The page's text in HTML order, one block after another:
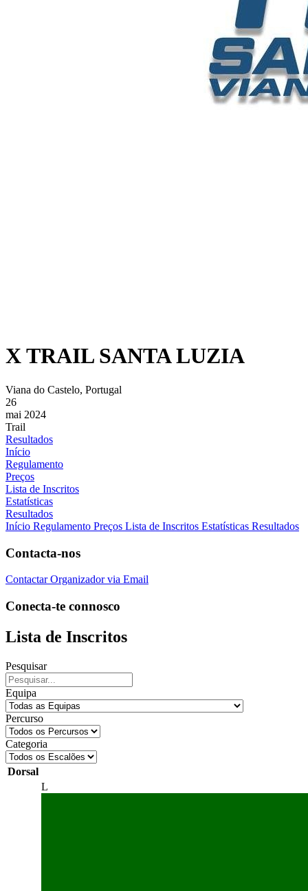
X TRAIL SANTA LUZIA
Viana do Castelo, Portugal
26
mai 2024
Trail
Resultados
Início
Regulamento
Preços
Lista de Inscritos
Estatísticas
Resultados
Início Regulamento Preços Lista de Inscritos Estatísticas Resultados
Contacta-nos
Contactar Organizador via Email
Conecta-te connosco
Lista de Inscritos
Pesquisar
Equipa
Percurso
Categoria
Dorsal
L